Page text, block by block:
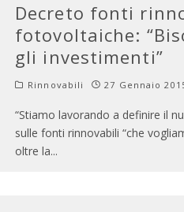
Decreto fonti
fotovoltaiche:
gli investimenti”
Rinnovabili 27 Gennaio
“Stiamo lavorando a definire il
sulle fonti rinnovabili “che
oltre la...